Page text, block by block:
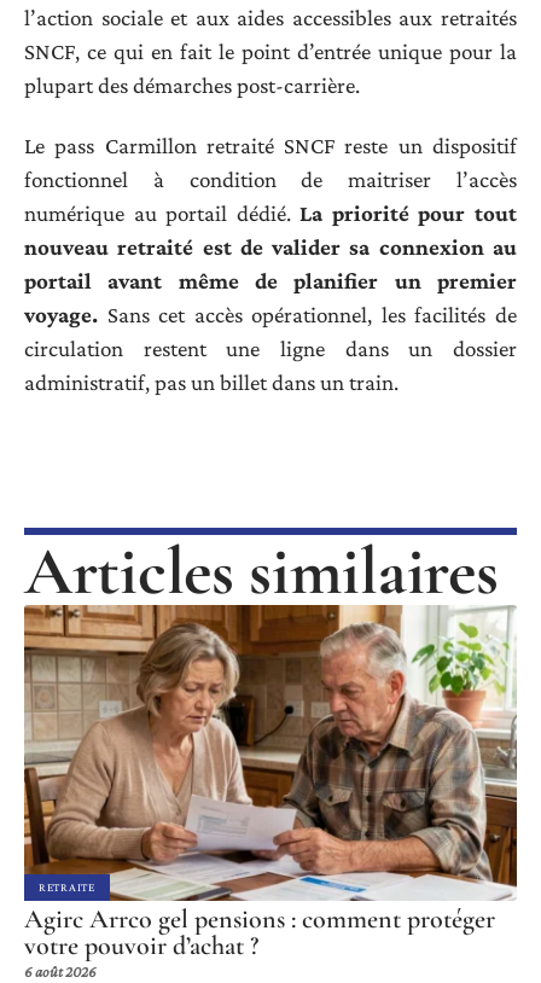
l’action sociale et aux aides accessibles aux retraités
SNCF, ce qui en fait le point d’entrée unique pour la
plupart des démarches post-carrière.
Le pass Carmillon retraité SNCF reste un dispositif
fonctionnel à condition de maitriser l’accès
numérique au portail dédié.La priorité pour tout
nouveau retraité est de valider sa connexion au
portail avant même de planifier un premier
voyage. Sans cet accès opérationnel, les facilités de
circulation restent une ligne dans un dossier
administratif, pas un billet dans un train.
Articles similaires
RETRAITE
Agirc Arrco gel pensions : comment protéger
votre pouvoir d’achat ?
6 août 2026